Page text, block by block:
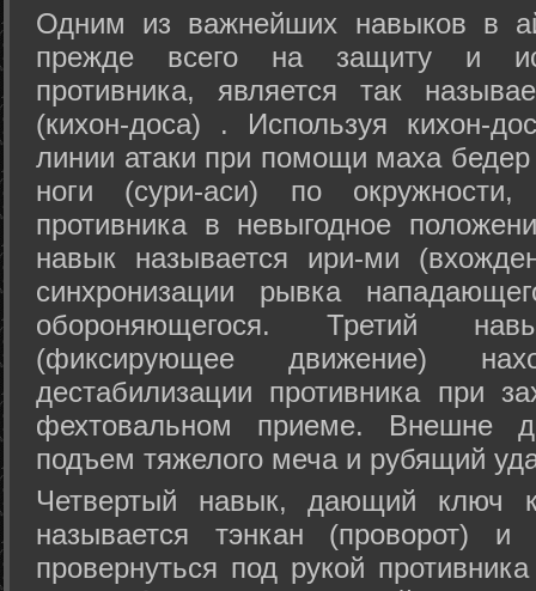
Одним из важнейших навыков в
прежде всего на защиту и
противника, является так
(кихон-доса) . Используя кихон-
линии атаки при помощи маха
ноги (сури-аси) по
противника в невыгодное
навык называется ири-ми
синхронизации рывка
обороняющегося. Третий
(фиксирующее движение)
дестабилизации противника при
фехтовальном приеме. Внешне
подъем тяжелого меча и рубящий
Четвертый навык, дающий ключ
называется тэнкан (проворот)
провернуться под рукой